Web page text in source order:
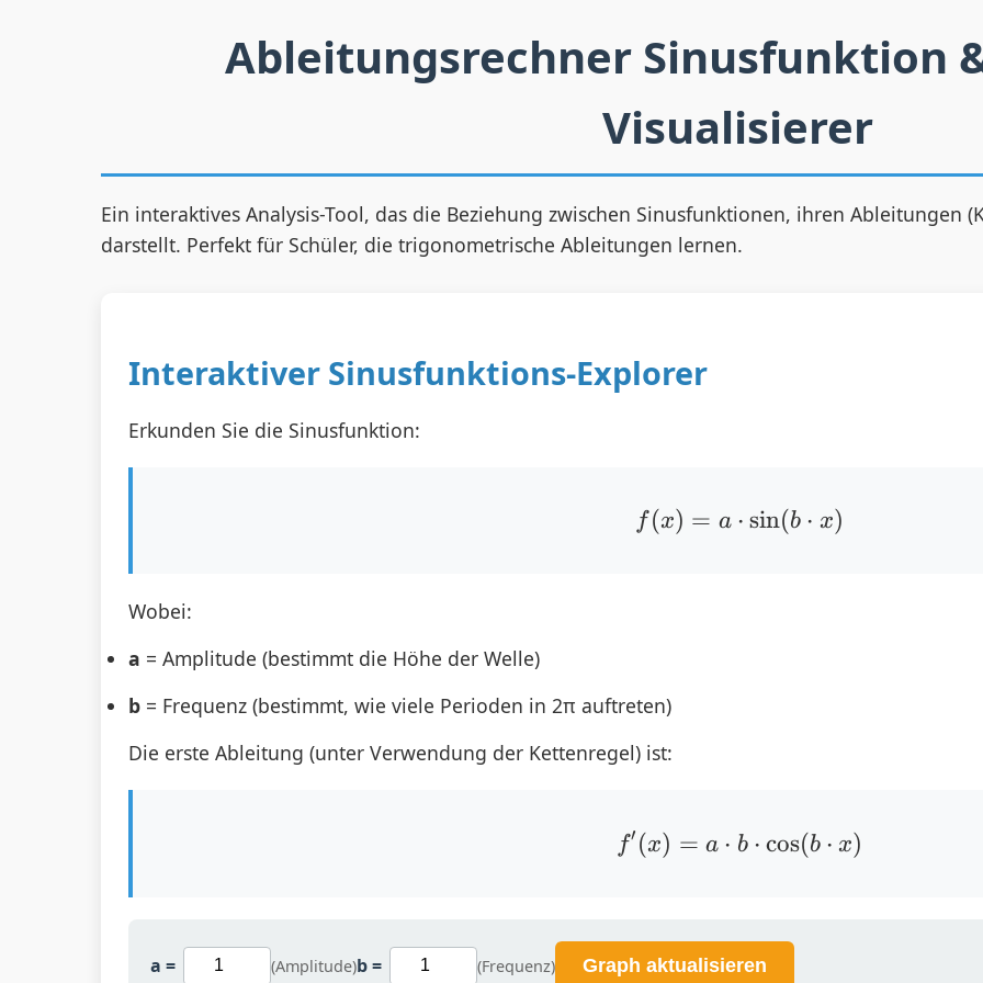
Ableitungsrechner Sinusfunktion
Visualisierer
Ein interaktives Analysis-Tool, das die Beziehung zwischen Sinusfunktionen, ihren Ableitungen
darstellt. Perfekt für Schüler, die trigonometrische Ableitungen lernen.
Interaktiver Sinusfunktions-Explorer
Erkunden Sie die Sinusfunktion:
f(x) = a \cdot \sin(b
f (x) = a ⋅ sin(b ⋅ x)
Wobei:
a = Amplitude (bestimmt die Höhe der Welle)
b = Frequenz (bestimmt, wie viele Perioden in 2π auftreten)
Die erste Ableitung (unter Verwendung der Kettenregel) ist:
f'(x) = a \cdot b
f′ (x) = a ⋅ b ⋅ cos(b ⋅ x)
a = (Amplitude)b = (Frequenz) Graph aktualisieren